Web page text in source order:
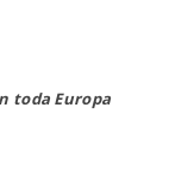
toda Europa